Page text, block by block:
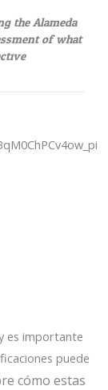
the Alameda
of what
es importante
puede
cómo estas